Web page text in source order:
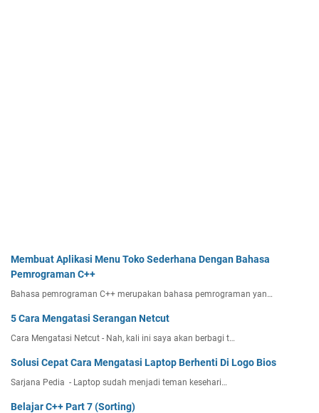
Membuat Aplikasi Menu Toko Sederhana Dengan Bahasa
Pemrograman C++
Bahasa pemrograman C++ merupakan bahasa pemrograman yan…
5 Cara Mengatasi Serangan Netcut
Cara Mengatasi Netcut - Nah, kali ini saya akan berbagi t…
Solusi Cepat Cara Mengatasi Laptop Berhenti Di Logo Bios
Sarjana Pedia - Laptop sudah menjadi teman kesehari…
Belajar C++ Part 7 (Sorting)